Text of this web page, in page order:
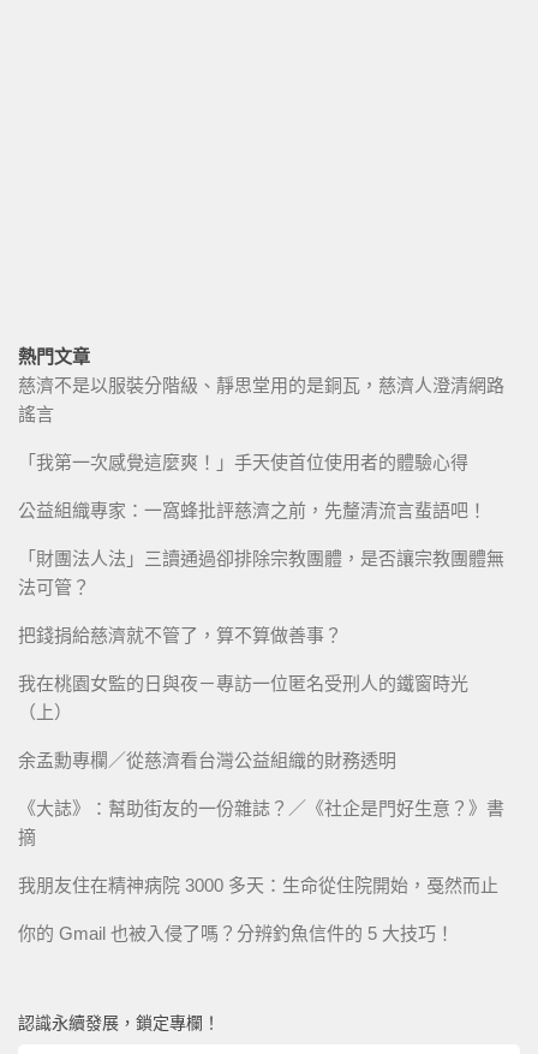
熱門文章
慈濟不是以服裝分階級、靜思堂用的是銅瓦，慈濟人澄清網路
謠言
「我第一次感覺這麼爽！」手天使首位使用者的體驗心得
公益組織專家：一窩蜂批評慈濟之前，先釐清流言蜚語吧！
「財團法人法」三讀通過卻排除宗教團體，是否讓宗教團體無
法可管？
把錢捐給慈濟就不管了，算不算做善事？
我在桃園女監的日與夜－專訪一位匿名受刑人的鐵窗時光
（上）
余孟勳專欄／從慈濟看台灣公益組織的財務透明
《大誌》：幫助街友的一份雜誌？／《社企是門好生意？》書
摘
我朋友住在精神病院 3000 多天：生命從住院開始，戞然而止
你的 Gmail 也被入侵了嗎？分辨釣魚信件的 5 大技巧！
認識永續發展，鎖定專欄！